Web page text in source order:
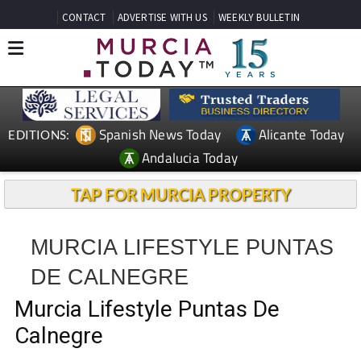
CONTACT ADVERTISE WITH US WEEKLY BULLETIN
EDITIONS: Spanish News Today
Alicante Today
Andalucia Today
TAP FOR MURCIA PROPERTY
MURCIA LIFESTYLE PUNTAS
DE CALNEGRE
Murcia Lifestyle Puntas De
Calnegre